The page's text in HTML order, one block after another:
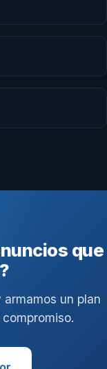
que
un plan